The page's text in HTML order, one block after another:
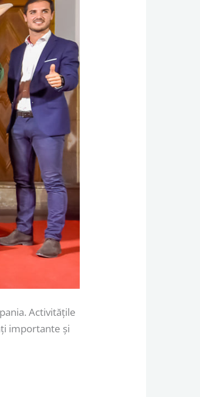
Activitățile
importante și